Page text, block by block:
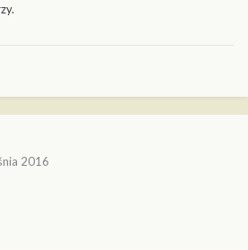
2016